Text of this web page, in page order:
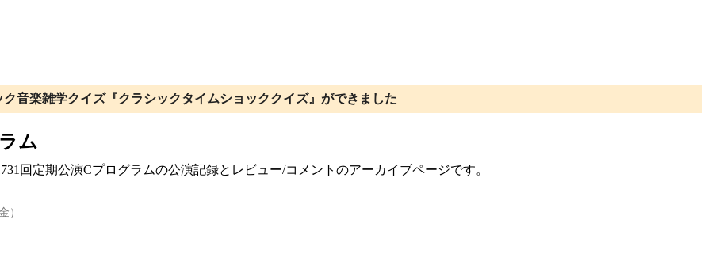
ク音楽雑学クイズ『クラシックタイムショッククイズ』ができました
ム
回定期公演Cプログラムの公演記録とレビュー/コメントのアーカイブページです。
）